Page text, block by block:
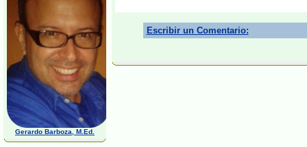
Gerardo Barboza, M.Ed.
Escribir un Comentario: